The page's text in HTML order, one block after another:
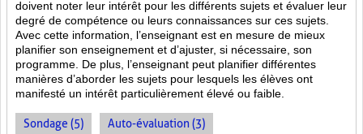
doivent noter leur intérêt pour les différents sujets et évaluer leur
degré de compétence ou leurs connaissances sur ces sujets.
Avec cette information, l’enseignant est en mesure de mieux
planifier son enseignement et d’ajuster, si nécessaire, son
programme. De plus, l’enseignant peut planifier différentes
manières d’aborder les sujets pour lesquels les élèves ont
manifesté un intérêt particulièrement élevé ou faible.
Sondage (5) Auto-évaluation (3)